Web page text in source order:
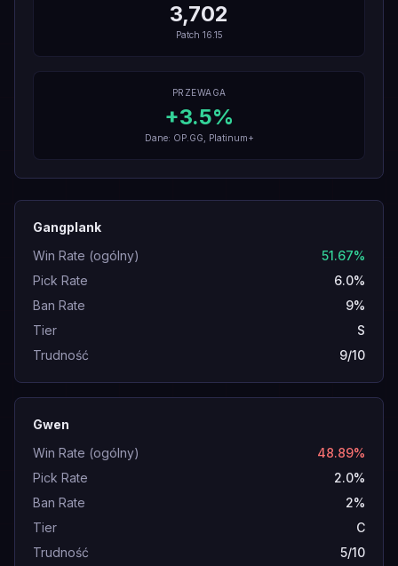
3,702
Patch 16.15
PRZEWAGA
+3.5%
Dane: OP.GG, Platinum+
Gangplank
Win Rate (ogólny)
51.67%
Pick Rate
6.0%
Ban Rate
9%
Tier
S
Trudność
9/10
Gwen
Win Rate (ogólny)
48.89%
Pick Rate
2.0%
Ban Rate
2%
Tier
C
Trudność
5/10